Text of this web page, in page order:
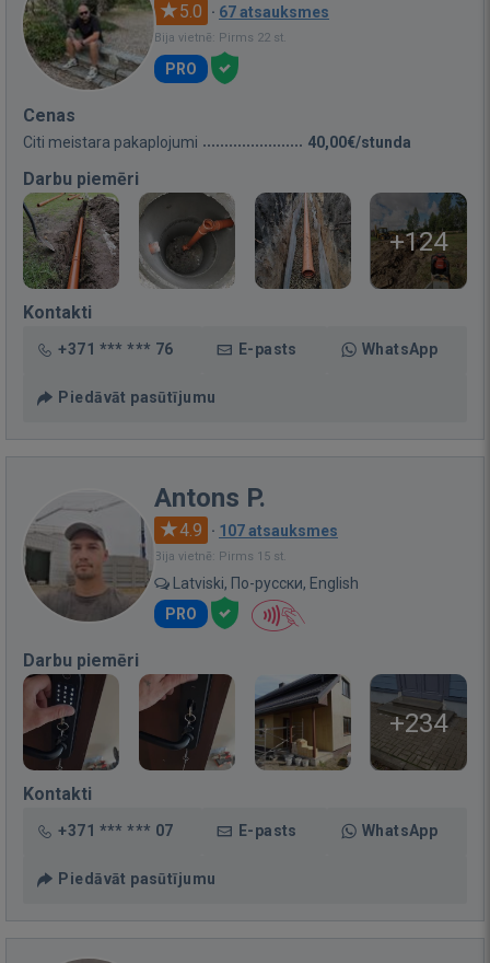
5.0 · 67 atsauksmes
Bija vietnē: Pirms 22 st.
PRO
Cenas
Citi meistara pakaplojumi 40,00€/stunda
Darbu piemēri
+124
Kontakti
+371 *** *** 76 E-pasts WhatsApp
Piedāvāt pasūtījumu
Antons P.
4.9 · 107 atsauksmes
Bija vietnē: Pirms 15 st.
Latviski, По-русски, English
PRO
Darbu piemēri
+234
Kontakti
+371 *** *** 07 E-pasts WhatsApp
Piedāvāt pasūtījumu